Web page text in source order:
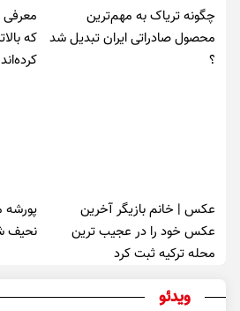
چگونه تریاک به مهم‌ترین
محصول صادراتی ایران تبدیل شد
؟
معرفی
که
کرده‌اند
عکس | خانم بازیگر آخرین
عکس خود را در عجیب ترین
محله ترکیه ثبت کرد
نحیف
ویدئو